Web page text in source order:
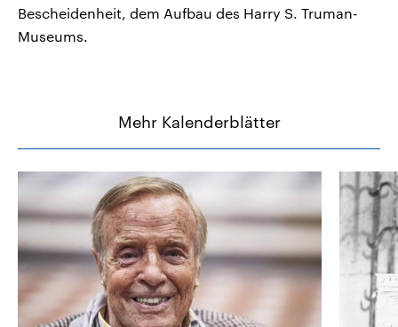
Bescheidenheit, dem Aufbau des Harry S. Truman-
Museums.
Mehr Kalenderblätter